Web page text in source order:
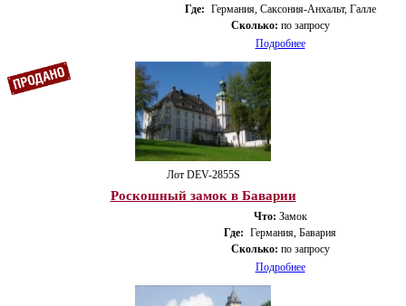
Где: Германия, Саксония-Анхальт, Галле
Сколько: по запросу
Подробнее
Лот DEV-2855S
Роскошный замок в Баварии
Что: Замок
Где: Германия, Бавария
Сколько: по запросу
Подробнее